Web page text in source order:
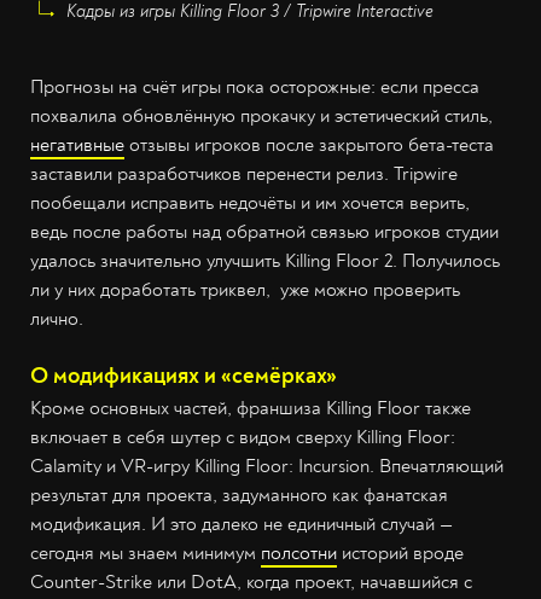
Кадры из игры Killing Floor 3 / Tripwire Interactive
Прогнозы на счёт игры пока осторожные: если пресса
похвалила обновлённую прокачку и эстетический стиль,
негативные отзывы игроков после закрытого бета-теста
заставили разработчиков перенести релиз. Tripwire
пообещали исправить недочёты и им хочется верить,
ведь после работы над обратной связью игроков студии
удалось значительно улучшить Killing Floor 2. Получилось
ли у них доработать триквел, уже можно проверить
лично.
О модификациях и «семёрках»
Кроме основных частей, франшиза Killing Floor также
включает в себя шутер с видом сверху Killing Floor:
Calamity и VR-игру Killing Floor: Incursion. Впечатляющий
результат для проекта, задуманного как фанатская
модификация. И это далеко не единичный случай —
сегодня мы знаем минимум полсотни историй вроде
Counter-Strike или DotA, когда проект, начавшийся с